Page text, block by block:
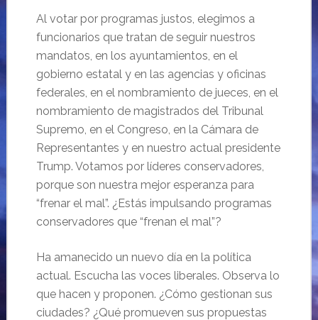
Al votar por programas justos, elegimos a
funcionarios que tratan de seguir nuestros
mandatos, en los ayuntamientos, en el
gobierno estatal y en las agencias y oficinas
federales, en el nombramiento de jueces, en el
nombramiento de magistrados del Tribunal
Supremo, en el Congreso, en la Cámara de
Representantes y en nuestro actual presidente
Trump. Votamos por líderes conservadores,
porque son nuestra mejor esperanza para
“frenar el mal”. ¿Estás impulsando programas
conservadores que “frenan el mal”?
Ha amanecido un nuevo día en la política
actual. Escucha las voces liberales. Observa lo
que hacen y proponen. ¿Cómo gestionan sus
ciudades? ¿Qué promueven sus propuestas